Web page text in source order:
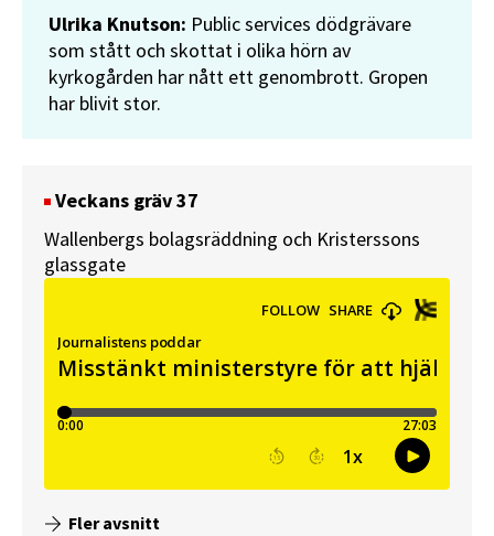
Ulrika Knutson: Public services dödgrävare
som stått och skottat i olika hörn av
kyrkogården har nått ett genombrott. Gropen
har blivit stor.
Veckans gräv 37
Wallenbergs bolagsräddning och Kristerssons
glassgate
Fler avsnitt